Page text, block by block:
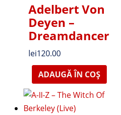
Adelbert Von
Deyen –
Dreamdancer
lei120.00
ADAUGĂ ÎN COȘ